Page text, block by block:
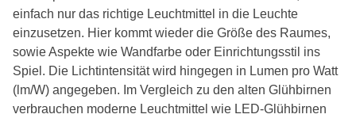
einfach nur das richtige Leuchtmittel in die Leuchte
einzusetzen. Hier kommt wieder die Größe des Raumes,
sowie Aspekte wie Wandfarbe oder Einrichtungsstil ins
Spiel. Die Lichtintensität wird hingegen in Lumen pro Watt
(lm/W) angegeben. Im Vergleich zu den alten Glühbirnen
verbrauchen moderne Leuchtmittel wie LED-Glühbirnen